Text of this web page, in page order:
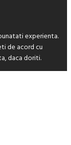
experienta.
de acord cu
daca doriti.